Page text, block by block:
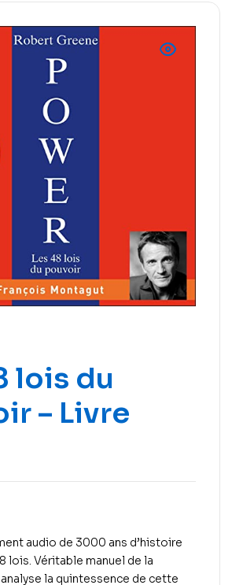
lois du
– Livre
audio de 3000 ans d’histoire
lois. Véritable manuel de la
la quintessence de cette